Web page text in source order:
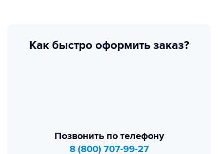
Как быстро оформить заказ?
Позвонить по телефону
8 (800) 707-99-27